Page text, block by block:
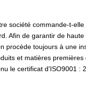
société commande-t-elle
Afin de garantir de
procède toujours à une
et matières premières
le certificat d'ISO9001 :